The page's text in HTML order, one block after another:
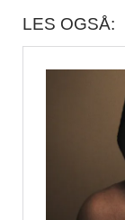
LES OGSÅ: